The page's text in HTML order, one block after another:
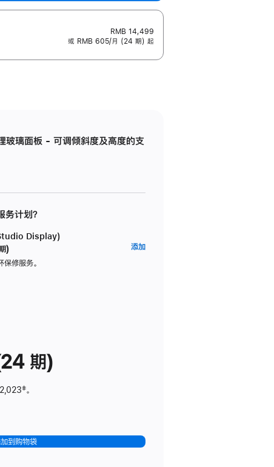
RMB 14,499
或 RMB 605/月 (24 期) 起
璃面板 - 可调倾斜度及高度的支
计划？
Display)
)
修服务。
添加
期)
2,023脚
‡。
到购物袋